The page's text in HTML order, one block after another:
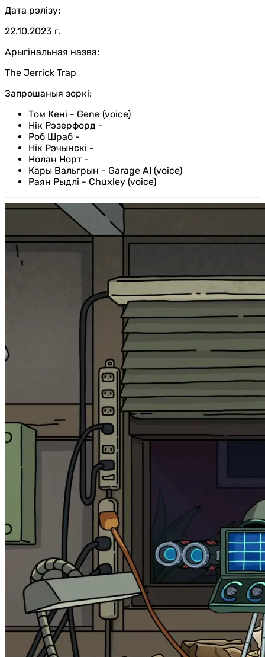
Дата рэлізу:
22.10.2023 г.
Арыгінальная назва:
The Jerrick Trap
Запрошаныя зоркі:
Том Кені - Gene (voice)
Нік Рэзерфорд -
Роб Шраб -
Нік Рэчынскі -
Нолан Норт -
Кары Вальгрын - Garage AI (voice)
Раян Рыдлі - Chuxley (voice)